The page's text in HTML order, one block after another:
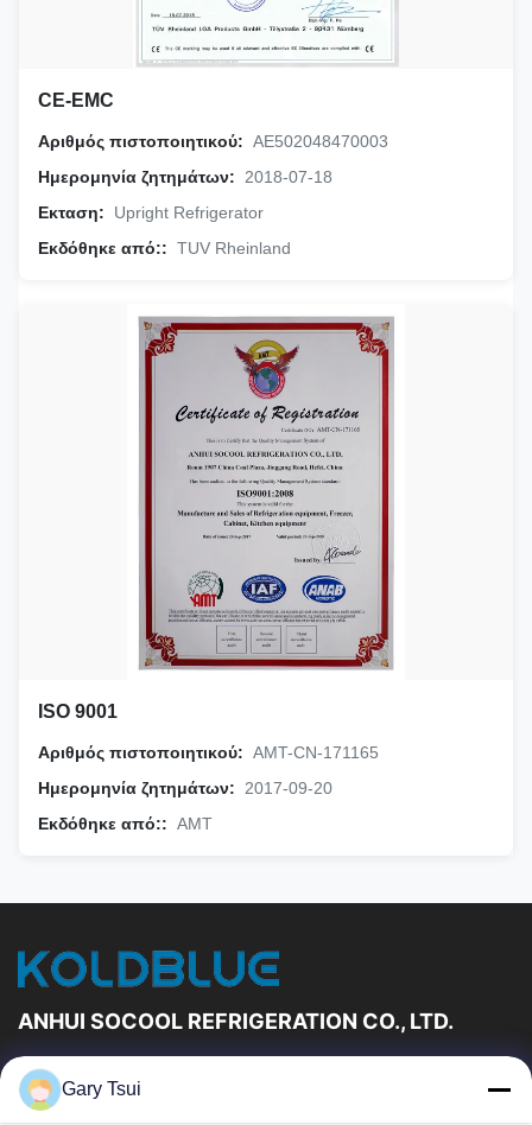
CE-EMC
Αριθμός πιστοποιητικού: AE502048470003
Ημερομηνία ζητημάτων:
2018-07-18
Εκταση:
Upright Refrigerator
Εκδόθηκε από:: TUV Rheinland
ISO 9001
Αριθμός πιστοποιητικού: AMT-CN-171165
Ημερομηνία ζητημάτων:
2017-09-20
Εκδόθηκε από:: AMT
ANHUI SOCOOL REFRIGERATION CO., LTD.
Γρήγορες Συνδέσεις
Σπίτι
Gary Tsui